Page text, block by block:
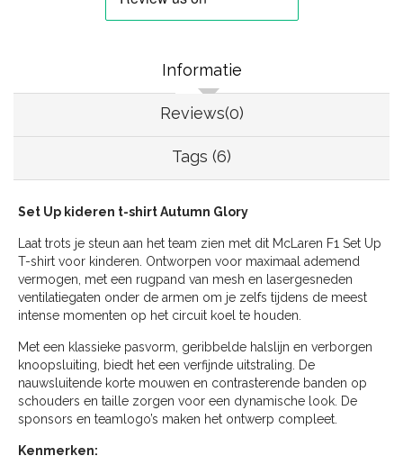
Informatie
Reviews(0)
Tags (6)
Set Up kideren t-shirt Autumn Glory
Laat trots je steun aan het team zien met dit McLaren F1 Set Up
T-shirt voor kinderen. Ontworpen voor maximaal ademend
vermogen, met een rugpand van mesh en lasergesneden
ventilatiegaten onder de armen om je zelfs tijdens de meest
intense momenten op het circuit koel te houden.
Met een klassieke pasvorm, geribbelde halslijn en verborgen
knoopsluiting, biedt het een verfijnde uitstraling. De
nauwsluitende korte mouwen en contrasterende banden op
schouders en taille zorgen voor een dynamische look. De
sponsors en teamlogo’s maken het ontwerp compleet.
Kenmerken: